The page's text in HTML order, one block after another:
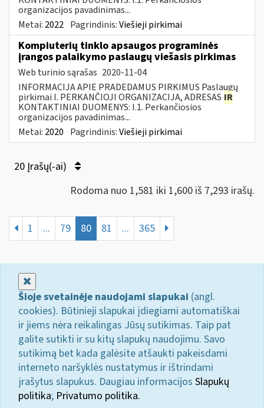
organizacijos pavadinimas...
Metai: 2022 Pagrindinis:Viešieji pirkimai
Kompiuterių tinklo apsaugos programinės
įrangos palaikymo paslaugų viešasis pirkimas
Web turinio sąrašas 2020-11-04
INFORMACIJA APIE PRADEDAMUS PIRKIMUS Paslaugų
pirkimai I. PERKANČIOJI ORGANIZACIJA, ADRESAS IR
KONTAKTINIAI DUOMENYS: I.1. Perkančiosios
organizacijos pavadinimas...
Metai: 2020 Pagrindinis:Viešieji pirkimai
20 Įrašų(-ai)
Rodoma nuo 1,581 iki 1,600 iš 7,293 irašų.
1 ... 79 80 81 ... 365
Šioje svetainėje naudojami slapukai (angl.
cookies). Būtinieji slapukai įdiegiami automatiškai
ir jiems nėra reikalingas Jūsų sutikimas. Taip pat
galite sutikti ir su kitų slapukų naudojimu. Savo
sutikimą bet kada galėsite atšaukti pakeisdami
interneto naršyklės nustatymus ir ištrindami
įrašytus slapukus. Daugiau informacijos Slapukų
politika; Privatumo politika.